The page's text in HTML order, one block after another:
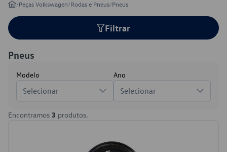
/Peças Volkswagen/Rodas e Pneus/Pneus
Filtrar
Pneus
Modelo
Selecionar
Ano
Selecionar
Encontramos 3 produtos.